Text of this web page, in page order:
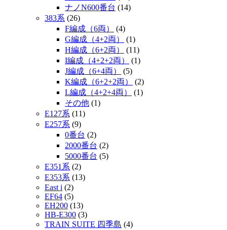
ナノN600番台 (14)
383系 (26)
F編成（6両）
(4)
G編成（4+2両）
(1)
H編成（6+2両）
(11)
I編成（4+2+2両）
(1)
J編成（6+4両）
(5)
K編成（6+2+2両）
(2)
L編成（4+2+4両）
(1)
その他 (1)
E127系 (11)
E257系 (9)
0番台 (2)
2000番台 (2)
5000番台 (5)
E351系 (2)
E353系 (13)
East i (2)
EF64 (5)
EH200 (13)
HB-E300 (3)
TRAIN SUITE 四季島 (4)